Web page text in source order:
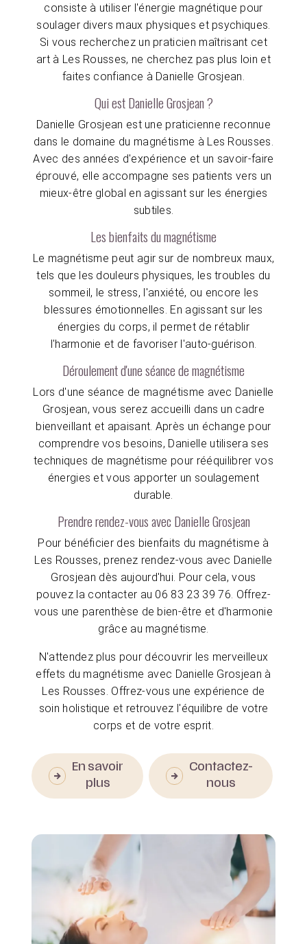
consiste à utiliser l'énergie magnétique pour
soulager divers maux physiques et psychiques.
Si vous recherchez un praticien maîtrisant cet
art à Les Rousses, ne cherchez pas plus loin et
faites confiance à Danielle Grosjean.
Qui est Danielle Grosjean ?
Danielle Grosjean est une praticienne reconnue
dans le domaine du magnétisme à Les Rousses.
Avec des années d'expérience et un savoir-faire
éprouvé, elle accompagne ses patients vers un
mieux-être global en agissant sur les énergies
subtiles.
Les bienfaits du magnétisme
Le magnétisme peut agir sur de nombreux maux,
tels que les douleurs physiques, les troubles du
sommeil, le stress, l'anxiété, ou encore les
blessures émotionnelles. En agissant sur les
énergies du corps, il permet de rétablir
l'harmonie et de favoriser l'auto-guérison.
Déroulement d'une séance de magnétisme
Lors d'une séance de magnétisme avec Danielle
Grosjean, vous serez accueilli dans un cadre
bienveillant et apaisant. Après un échange pour
comprendre vos besoins, Danielle utilisera ses
techniques de magnétisme pour rééquilibrer vos
énergies et vous apporter un soulagement
durable.
Prendre rendez-vous avec Danielle Grosjean
Pour bénéficier des bienfaits du magnétisme à
Les Rousses, prenez rendez-vous avec Danielle
Grosjean dès aujourd'hui. Pour cela, vous
pouvez la contacter au 06 83 23 39 76. Offrez-
vous une parenthèse de bien-être et d'harmonie
grâce au magnétisme.
N'attendez plus pour découvrir les merveilleux
effets du magnétisme avec Danielle Grosjean à
Les Rousses. Offrez-vous une expérience de
soin holistique et retrouvez l'équilibre de votre
corps et de votre esprit.
En savoir
plus
Contactez-
nous